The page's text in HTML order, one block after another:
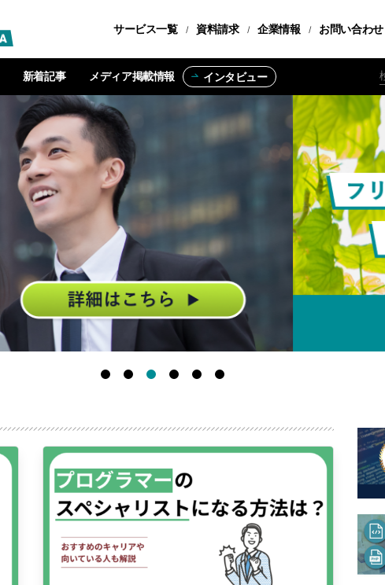
サービス一覧
転職コース 資料請求 企業情報 お問い合わせ
新着記事 メディア掲載情報 インタビュー